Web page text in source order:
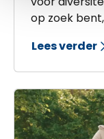
op zoek
goed boek,
Lees verder